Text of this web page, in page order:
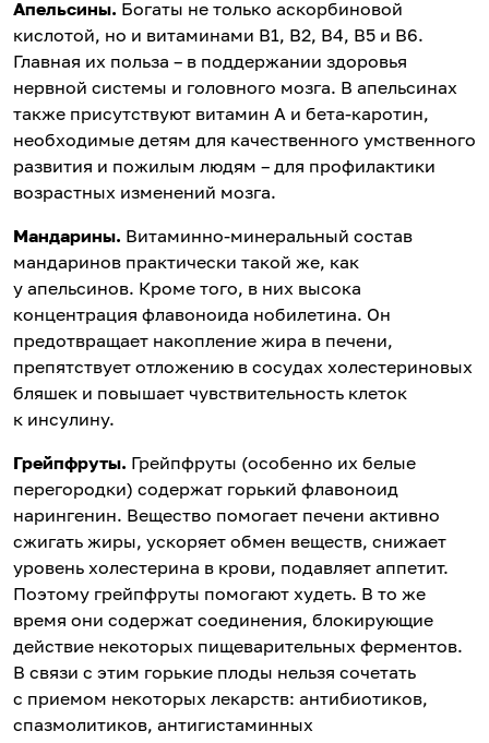
Апельсины. Богаты не только аскорбиновой
кислотой, но и витаминами В1, В2, В4, В5 и В6.
Главная их польза – в поддержании здоровья
нервной системы и головного мозга. В апельсинах
также присутствуют витамин А и бета-каротин,
необходимые детям для качественного умственного
развития и пожилым людям – для профилактики
возрастных изменений мозга.
Мандарины. Витаминно-минеральный состав
мандаринов практически такой же, как
у апельсинов. Кроме того, в них высока
концентрация флавоноида нобилетина. Он
предотвращает накопление жира в печени,
препятствует отложению в сосудах холестериновых
бляшек и повышает чувствительность клеток
к инсулину.
Грейпфруты. Грейпфруты (особенно их белые
перегородки) содержат горький флавоноид
нарингенин. Вещество помогает печени активно
сжигать жиры, ускоряет обмен веществ, снижает
уровень холестерина в крови, подавляет аппетит.
Поэтому грейпфруты помогают худеть. В то же
время они содержат соединения, блокирующие
действие некоторых пищеварительных ферментов.
В связи с этим горькие плоды нельзя сочетать
с приемом некоторых лекарств: антибиотиков,
спазмолитиков, антигистаминных